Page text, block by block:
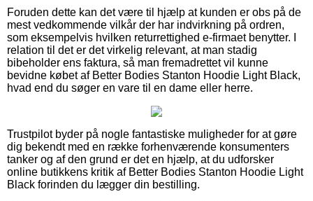
Foruden dette kan det være til hjælp at kunden er obs på de
mest vedkommende vilkår der har indvirkning på ordren,
som eksempelvis hvilken returrettighed e-firmaet benytter. I
relation til det er det virkelig relevant, at man stadig
bibeholder ens faktura, så man fremadrettet vil kunne
bevidne købet af Better Bodies Stanton Hoodie Light Black,
hvad end du søger en vare til en dame eller herre.
Trustpilot byder på nogle fantastiske muligheder for at gøre
dig bekendt med en række forhenværende konsumenters
tanker og af den grund er det en hjælp, at du udforsker
online butikkens kritik af Better Bodies Stanton Hoodie Light
Black forinden du lægger din bestilling.